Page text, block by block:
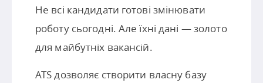
Не всі кандидати готові змінювати
роботу сьогодні. Але їхні дані — золото
для майбутніх вакансій.
ATS дозволяє створити власну базу